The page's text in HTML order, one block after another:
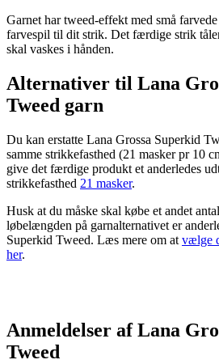
Garnet har tweed-effekt med små
farvespil til dit strik. Det færdige strik
skal vaskes i hånden.
Alternativer til Lana
Tweed garn
Du kan erstatte Lana Grossa Superkid
samme strikkefasthed (21 masker pr 10
give det færdige produkt et anderledes
strikkefasthed 21 masker.
Husk at du måske skal købe et andet
løbelængden på garnalternativet er
Superkid Tweed. Læs mere om at vælge
her.
Anmeldelser af Lana
Tweed